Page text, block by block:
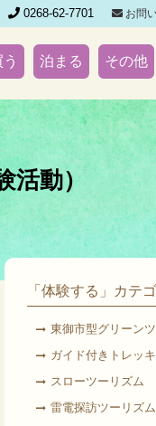
お問
0268-62-7701
泊まる その他
活動）
「体験する」カテ
東御市型グリーン
ガイド付きトレッ
スローツーリズム
雷電探訪ツーリズム